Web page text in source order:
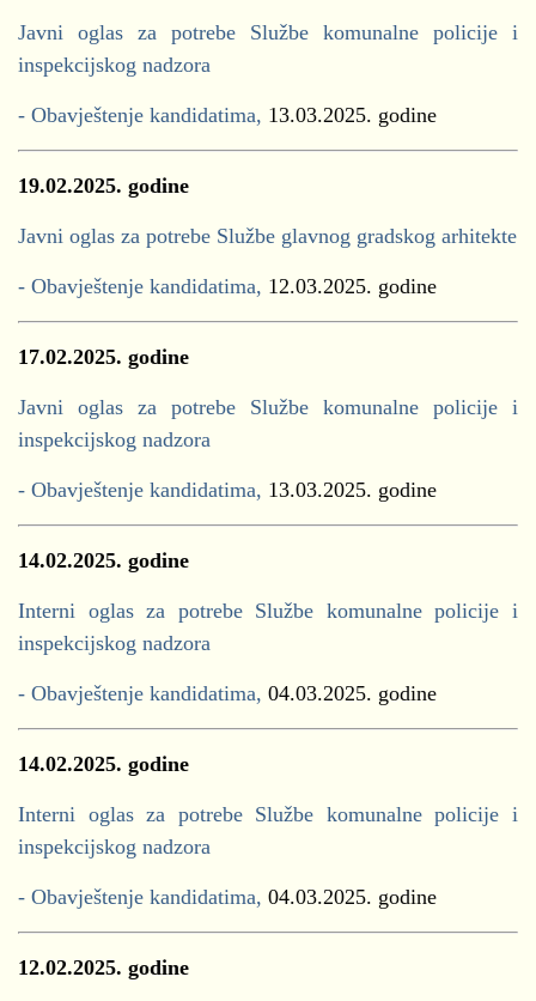
Javni oglas za potrebe Službe komunalne policije i
inspekcijskog nadzora
- Obavještenje kandidatima, 13.03.2025. godine
19.02.2025. godine
Javni oglas za potrebe Službe glavnog gradskog arhitekte
- Obavještenje kandidatima, 12.03.2025. godine
17.02.2025. godine
Javni oglas za potrebe Službe komunalne policije i
inspekcijskog nadzora
- Obavještenje kandidatima, 13.03.2025. godine
14.02.2025. godine
Interni oglas za potrebe Službe komunalne policije i
inspekcijskog nadzora
- Obavještenje kandidatima, 04.03.2025. godine
14.02.2025. godine
Interni oglas za potrebe Službe komunalne policije i
inspekcijskog nadzora
- Obavještenje kandidatima, 04.03.2025. godine
12.02.2025. godine